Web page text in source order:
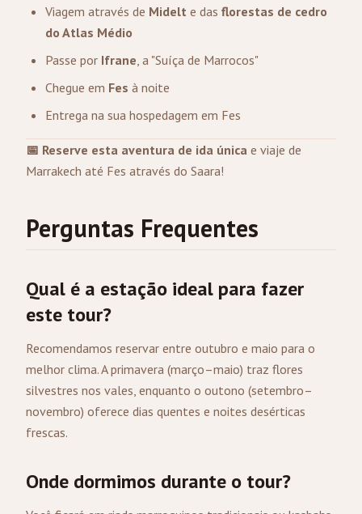
Viagem através de Midelt e das florestas de cedro
do Atlas Médio
Passe por Ifrane, a "Suíça de Marrocos"
Chegue em Fes à noite
Entrega na sua hospedagem em Fes
📅 Reserve esta aventura de ida única e viaje de
Marrakech até Fes através do Saara!
Perguntas Frequentes
Qual é a estação ideal para fazer
este tour?
Recomendamos reservar entre outubro e maio para o
melhor clima. A primavera (março–maio) traz flores
silvestres nos vales, enquanto o outono (setembro–
novembro) oferece dias quentes e noites desérticas
frescas.
Onde dormimos durante o tour?